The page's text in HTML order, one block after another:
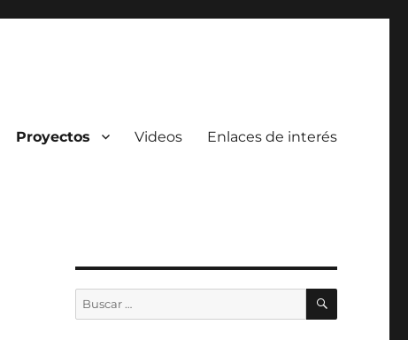
Proyectos Videos Enlaces de interés
Buscar
por:
BUSCAR